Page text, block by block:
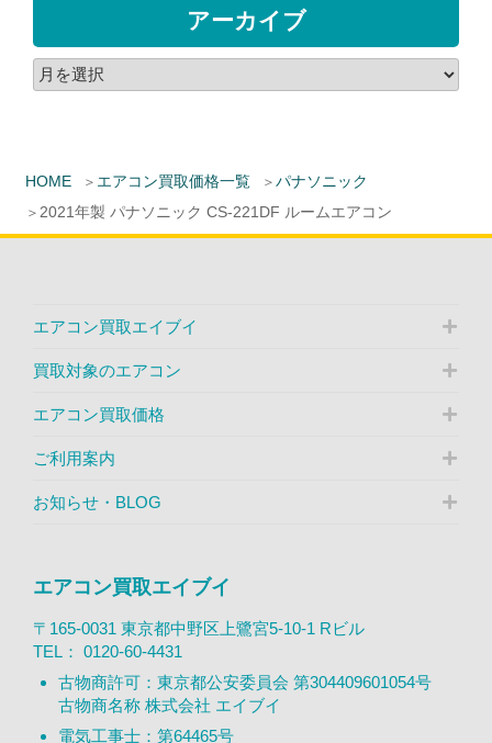
HOME エアコン買取価格一覧
パナソニック
2021年製 パナソニック CS-221DF ルームエアコン
アーカイブ
エアコン買取エイブイ
買取対象のエアコン
エアコン買取価格
ご利用案内
お知らせ・BLOG
エアコン買取エイブイ
〒165-0031 東京都中野区上鷺宮5-10-1 Rビル
TEL： 0120-60-4431
古物商許可：東京都公安委員会 第304409601054号
古物商名称 株式会社 エイブイ
電気工事士：第64465号